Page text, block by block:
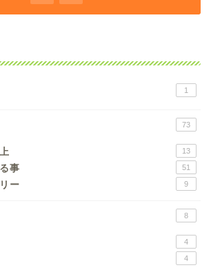
1
73
13
事 51
ー 9
8
4
4